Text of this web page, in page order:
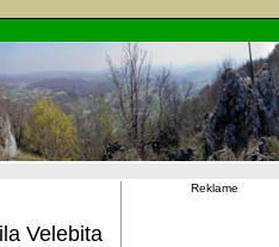
Velebita
Reklame